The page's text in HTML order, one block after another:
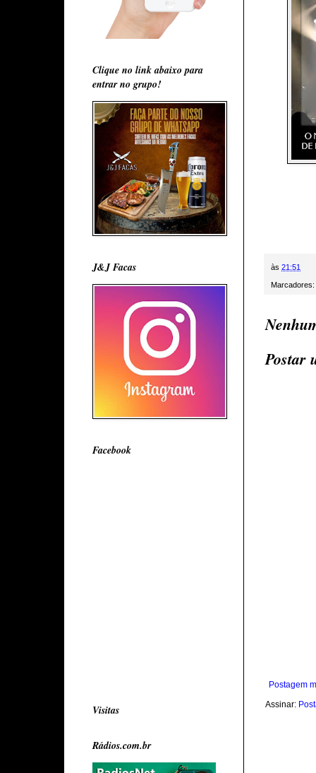
às 21:51
Marcadores:
Postar
Postagem
Assinar:
Clique no link abaixo para
entrar no grupo!
J&J Facas
Facebook
Visitas
Rádios.com.br